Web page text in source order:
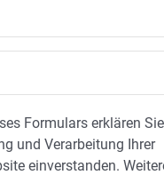
Formulars erklären Sie
und Verarbeitung Ihrer
einverstanden.